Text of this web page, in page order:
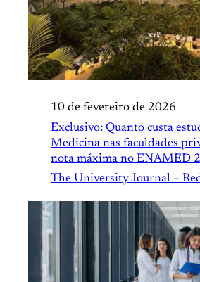
10 de fevereiro de 2026
Exclusivo: Quanto custa
Medicina nas faculdades
nota máxima no ENAMED
The University Journal –